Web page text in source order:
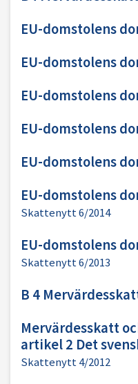
EU-domstolens
EU-domstolens
EU-domstolens
EU-domstolens
EU-domstolens
EU-domstolens
Skattenytt 6/2014
EU-domstolens
Skattenytt 6/2013
B 4
Mervärdesskatt
artikel 2 Det
Skattenytt 4/2012